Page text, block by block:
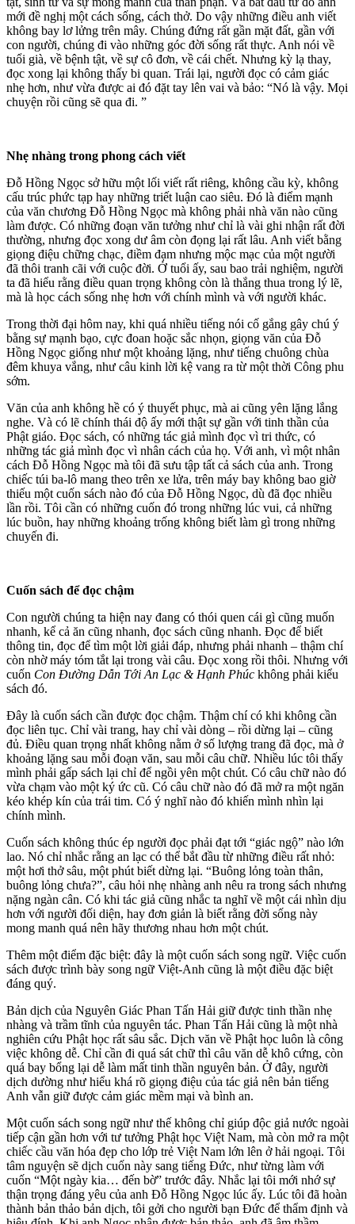
mới đề nghị một cách sống, cách thở. Do vậy những điều anh viết
không bay lơ lửng trên mây. Chúng đứng rất gần mặt đất, gần với
con người, chúng đi vào những góc đời sống rất thực. Anh nói về
tuổi già, về bệnh tật, về sự cô đơn, về cái chết. Nhưng kỳ lạ thay,
đọc xong lại không thấy bi quan. Trái lại, người đọc có cảm giác
nhẹ hơn, như vừa được ai đó đặt tay lên vai và bảo: “Nó là vậy. Mọi
chuyện rồi cũng sẽ qua đi. ”
Nhẹ nhàng trong phong cách viết
Đỗ Hồng Ngọc sở hữu một lối viết rất riêng, không cầu kỳ, không
cấu trúc phức tạp hay những triết luận cao siêu. Đó là điểm mạnh
của văn chương Đỗ Hồng Ngọc mà không phải nhà văn nào cũng
làm được. Có những đoạn văn tưởng như chỉ là vài ghi nhận rất đời
thường, nhưng đọc xong dư âm còn đọng lại rất lâu. Anh viết bằng
giọng điệu chững chạc, điềm đạm nhưng mộc mạc của một người
đã thôi tranh cãi với cuộc đời. Ở tuổi ấy, sau bao trải nghiệm, người
ta đã hiểu rằng điều quan trọng không còn là thắng thua trong lý lẽ,
mà là học cách sống nhẹ hơn với chính mình và với người khác.
Trong thời đại hôm nay, khi quá nhiều tiếng nói cố gắng gây chú ý
bằng sự mạnh bạo, cực đoan hoặc sắc nhọn, giọng văn của Đỗ
Hồng Ngọc giống như một khoảng lặng, như tiếng chuông chùa
đêm khuya vắng, như câu kinh lời kệ vang ra từ một thời Công phu
sớm.
Văn của anh không hề có ý thuyết phục, mà ai cũng yên lặng lắng
nghe. Và có lẽ chính thái độ ấy mới thật sự gần với tinh thần của
Phật giáo. Đọc sách, có những tác giả mình đọc vì tri thức, có
những tác giả mình đọc vì nhân cách của họ. Với anh, vì một nhân
cách Đỗ Hồng Ngọc mà tôi đã sưu tập tất cả sách của anh. Trong
chiếc túi ba-lô mang theo trên xe lửa, trên máy bay không bao giờ
thiếu một cuốn sách nào đó của Đỗ Hồng Ngọc, dù đã đọc nhiều
lần rồi. Tôi cần có những cuốn đó trong những lúc vui, cả những
lúc buồn, hay những khoảng trống không biết làm gì trong những
chuyến đi.
Cuốn sách để đọc chậm
Con người chúng ta hiện nay đang có thói quen cái gì cũng muốn
nhanh, kể cả ăn cũng nhanh, đọc sách cũng nhanh. Đọc để biết
thông tin, đọc để tìm một lời giải đáp, nhưng phải nhanh – thậm chí
còn nhờ máy tóm tắt lại trong vài câu. Đọc xong rồi thôi. Nhưng với
cuốn Con Đường Dẫn Tới An Lạc & Hạnh Phúc không phải kiểu
sách đó.
Đây là cuốn sách cần được đọc chậm. Thậm chí có khi không cần
đọc liên tục. Chỉ vài trang, hay chỉ vài dòng – rồi dừng lại – cũng
đủ. Điều quan trọng nhất không nằm ở số lượng trang đã đọc, mà ở
khoảng lặng sau mỗi đoạn văn, sau mỗi câu chữ. Nhiều lúc tôi thấy
mình phải gấp sách lại chỉ để ngồi yên một chút. Có câu chữ nào đó
vừa chạm vào một ký ức cũ. Có câu chữ nào đó đã mở ra một ngăn
kéo khép kín của trái tim. Có ý nghĩ nào đó khiến mình nhìn lại
chính mình.
Cuốn sách không thúc ép người đọc phải đạt tới “giác ngộ” nào lớn
lao. Nó chỉ nhắc rằng an lạc có thể bắt đầu từ những điều rất nhỏ:
một hơi thở sâu, một phút biết dừng lại. “Buông lỏng toàn thân,
buông lỏng chưa?”, câu hỏi nhẹ nhàng anh nêu ra trong sách nhưng
nặng ngàn cân. Có khi tác giả cũng nhắc ta nghĩ về một cái nhìn dịu
hơn với người đối diện, hay đơn giản là biết rằng đời sống này
mong manh quá nên hãy thương nhau hơn một chút.
Thêm một điểm đặc biệt: đây là một cuốn sách song ngữ. Việc cuốn
sách được trình bày song ngữ Việt-Anh cũng là một điều đặc biệt
đáng quý.
Bản dịch của Nguyên Giác Phan Tấn Hải giữ được tinh thần nhẹ
nhàng và trầm tĩnh của nguyên tác. Phan Tấn Hải cũng là một nhà
nghiên cứu Phật học rất sâu sắc. Dịch văn về Phật học luôn là công
việc không dễ. Chỉ cần đi quá sát chữ thì câu văn dễ khô cứng, còn
quá bay bổng lại dễ làm mất tinh thần nguyên bản. Ở đây, người
dịch dường như hiểu khá rõ giọng điệu của tác giả nên bản tiếng
Anh vẫn giữ được cảm giác mềm mại và bình an.
Một cuốn sách song ngữ như thế không chỉ giúp độc giả nước ngoài
tiếp cận gần hơn với tư tưởng Phật học Việt Nam, mà còn mở ra một
chiếc cầu văn hóa đẹp cho lớp trẻ Việt Nam lớn lên ở hải ngoại. Tôi
tâm nguyện sẽ dịch cuốn này sang tiếng Đức, như từng làm với
cuốn “Một ngày kia… đến bờ” trước đây. Nhắc lại tôi mới nhớ sự
thận trọng đáng yêu của anh Đỗ Hồng Ngọc lúc ấy. Lúc tôi đã hoàn
thành bản thảo bản dịch, tôi gởi cho người bạn Đức để thẩm định và